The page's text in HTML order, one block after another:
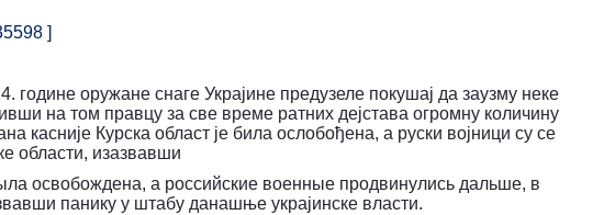
]
године оружане снаге Украјине предузеле покушај да заузму неке
на том правцу за све време ратних дејстава огромну количину
касније Курска област је била ослобођена, а руски војници су се
области, изазвавши
освобождена, а российские военные продвинулись дальше, в
панику у штабу данашње украјинске власти.